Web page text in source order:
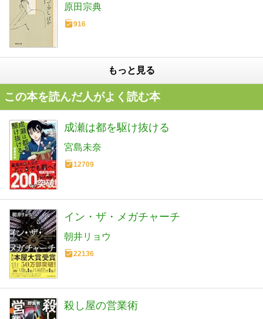
原田宗典
916
もっと見る
この本を読んだ人がよく読む本
成瀬は都を駆け抜ける
宮島未奈
12709
イン・ザ・メガチャーチ
朝井リョウ
22136
殺し屋の営業術